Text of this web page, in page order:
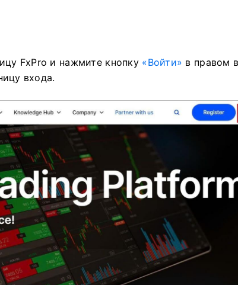
FxPro и нажмите кнопку «Войти» в правом
входа.